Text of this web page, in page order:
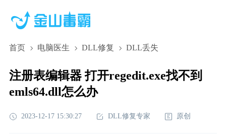
首页 电脑医生 DLL修复 DLL丢失
注册表编辑器 打开regedit.exe找不到
emls64.dll怎么办
2023-12-17 15:30:27 DLL修复专家 原创